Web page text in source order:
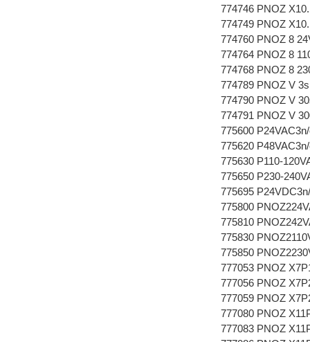
774746 PNOZ
774749 PNOZ
774760 PNOZ 8
774764 PNOZ 8
774768 PNOZ 8
774789 PNOZ V
774790 PNOZ V
774791 PNOZ V
775600
775620
775630 P110-
775650 P230-
775695
775800
775810
775830
775850
777053 PNOZ
777056 PNOZ
777059 PNOZ
777080 PNOZ
777083 PNOZ